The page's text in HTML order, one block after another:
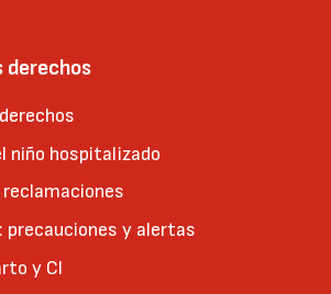
derechos
niño hospitalizado
precauciones y alertas
y CI